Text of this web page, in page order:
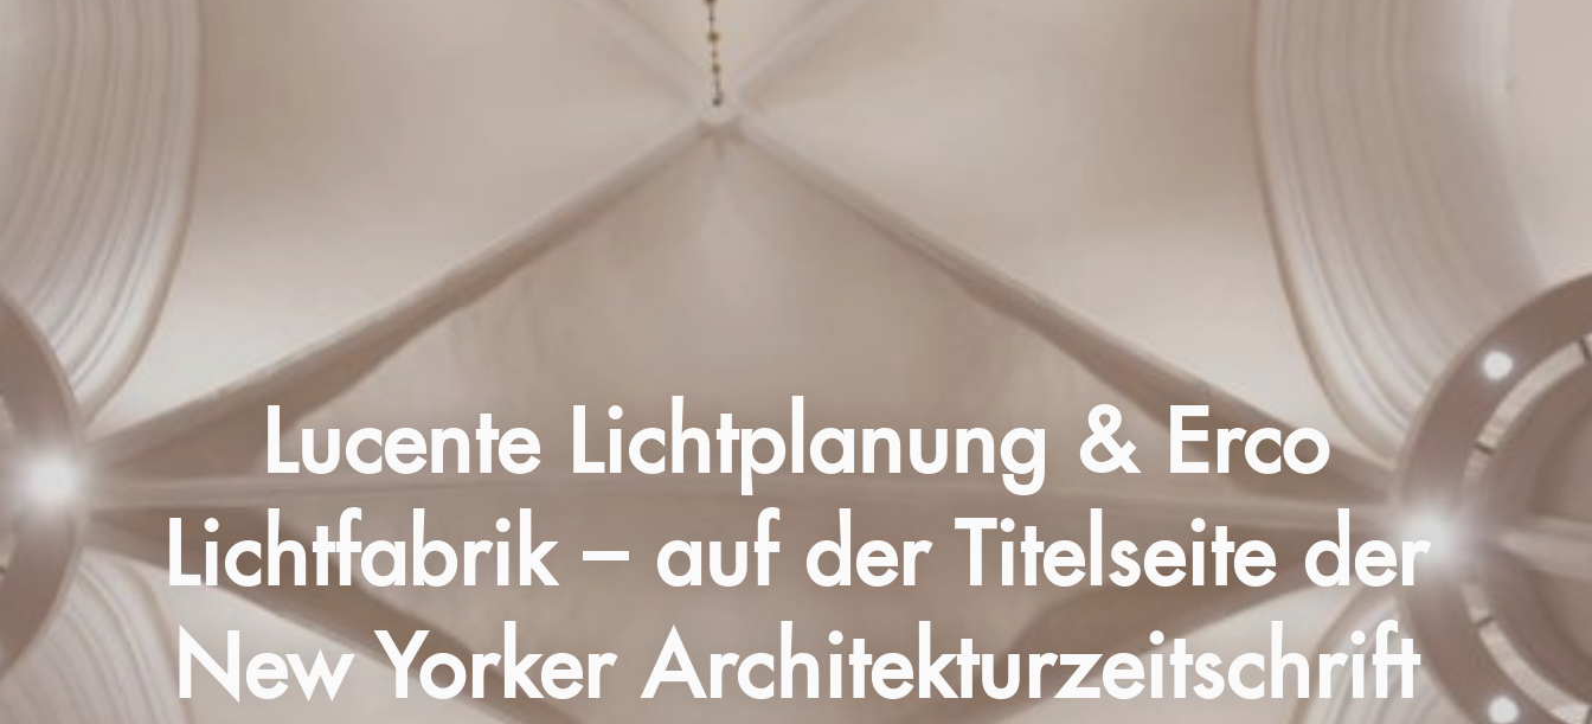
Lucente Lichtplanung & Erco
Lichtfabrik – auf der Titelseite der
New Yorker Architekturzeitschrift